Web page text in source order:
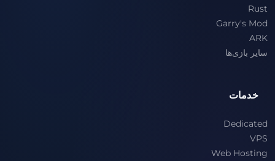
Rust
Garry's Mod
ARK
سایر بازی‌ها
خدمات
Dedicated
VPS
Web Hosting